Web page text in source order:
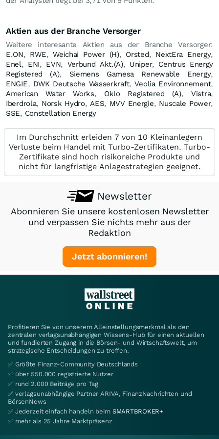
Aktien aus der Branche Versorger
Weitere interesante Aktien aus der Branche Versorger:
E.ON, RWE,Weichai Power (H), Orsted, NextEra Energy,
Enel, ENI, EVN, Verbund Akt.(A), Uniper, Centrus Energy
Registered (A), Siemens Gamesa Renewable Energy,
ENGIE, DWK Deutsche Wasserkraft,Veolia Environnement,
American Water Works, Oklo Registered (A),Vistra,
Iberdrola, Norsk Hydro,AES, MVV Energie, Nuscale Power,
SSE, Constellation Energy
Im Durchschnitt erleiden 7 von 10 Kleinanlegern
Verluste beim Handel mit Turbo-Zertifikaten. Turbo-
Zertifikate sind hoch risikoreiche Produkte und
nicht für langfristige Anlagestrategien geeignet.
Newsletter
Abonnieren Sie unsere kostenlosen Newsletter
und verpassen Sie nichts mehr aus der
Redaktion
Jetzt abonnieren!
Profitieren Sie von unserem Alleinstellungsmerkmal als den
zentralen verlagsunabhängigen Wissens-Hub für einen aktuellen
und fundierten Zugang in die Börsen- und Wirtschaftswelt, um
strategische Entscheidungen zu treffen.
✅ Größte Finanz-Community Deutschlands
✅ über 550.000 registrierte Nutzer
✅ rund 2.000 Beiträge pro Tag
✅ verlagsunabhängige Partner ARIVA, FinanzNachrichten und
BörsenNews
✅ Jederzeit einfach handeln beim SMARTBROKER+
✅ mehr als 25 Jahre Marktpräsenz